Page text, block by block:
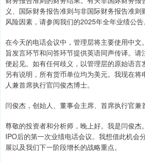
义、国际财务报告准则与非国际财务报告准
风险因素，请参阅我们的2025年全年业绩公告
在今天的电话会议中，管理层将主要使用中文
旨发言环节和问答环节提供英语同声传译。
便起见。如有任何歧义，以管理层的原始语言
另有说明，所有货币单位均为美元。我现在
人兼首席执行官闫俊杰博士。
闫俊杰，创始人、董事会主席、首席执行官兼
尊敬的投资者和分析师，晚上好。我是闫俊杰
IPO后的第一次业绩电话会议。我想借此机会
展以及我们下一阶段增长的战略重点。